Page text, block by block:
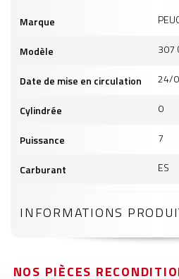
produits
Marque
Modèle 307
Date de mise en circulation 24/
Cylindrée 0
Puissance 7
Carburant ES
INFORMATIONS
NOS PIÈCES